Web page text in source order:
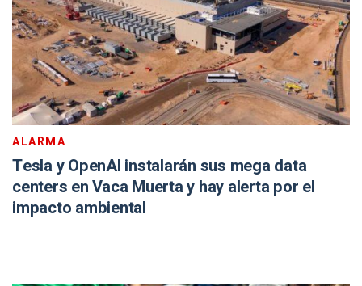
ALARMA
Tesla y OpenAI instalarán sus mega data
centers en Vaca Muerta y hay alerta por el
impacto ambiental